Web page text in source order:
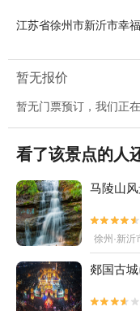
江苏省徐州市新沂市幸
暂无报价
暂无门票预订，我们正
看了该景点的人
马陵山


徐州·新沂
郯国古城

